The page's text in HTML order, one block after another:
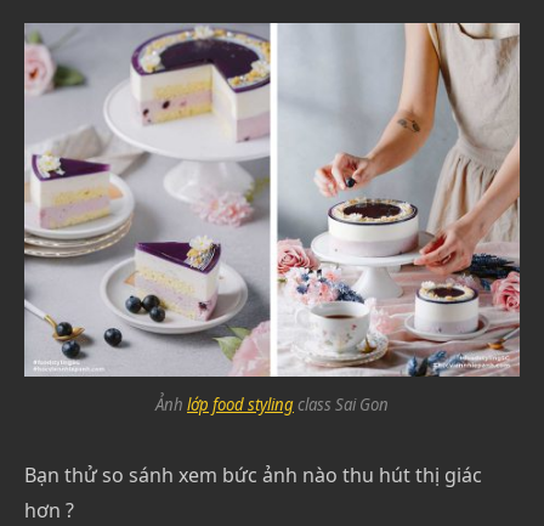
Ảnh lớp food stylingclass Sai Gon
Bạn thử so sánh xem bức ảnh nào thu hút thị giác
hơn ?